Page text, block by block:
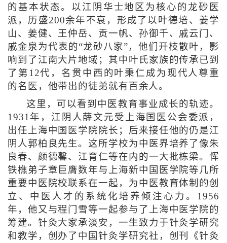
的基本状态。以江阴华士地区为核心的龙砂医
派，历盛200余年不衰，形成了以叶德培、姜学
山、姜健、王仲岳、贡一帆、孙御千、戚云门、
戚金泉为代表的“龙砂八家”，他们开枝散叶，影
响到了江南大片地域；其中叶氏家族的传承已到
了第12代，名贯中西的叶秉仁成为现代人尊重
的名医，他带出的徒弟就有百余人。
这里，可以看到中医教育事业成长的轨迹。
1931年，江阴人薛文元受上海国医公会委派，
出任上海中国医学院院长；后来接任他的仍是江
阴人郭柏良先生。这所学校为中医界培养了像朱
良春、颜德馨、江育仁等在内的一大批栋梁。恽
铁樵弟子章巨膺数年与上海新中国医学院等几所
重要中医院校联系在一起，为中医教育体制的创
立、中医人才的系统化培养倾注心力。1956
年，他又与程门雪等一起参与了上海中医学院的
筹建。针灸大家承淡安，一生致力于针灸学研究
和教学，创办了中国针灸学研究社，创刊《针灸